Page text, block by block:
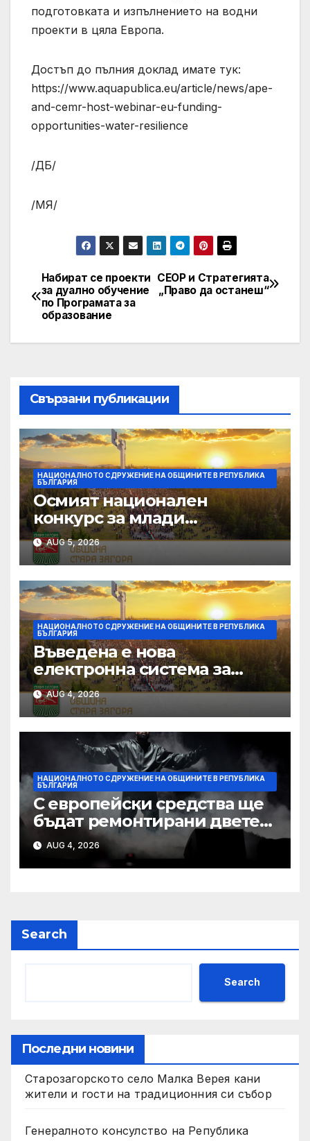
подготовката и изпълнението на водни
проекти в цяла Европа.
Достъп до пълния доклад имате тук:
https://www.aquapublica.eu/article/news/ape-
and-cemr-host-webinar-eu-funding-
opportunities-water-resilience
/ДБ/
/МЯ/
Post
navigation
СЕОР и Стратегията
„Право да останеш“
Набират се проекти
за дуално обучение
по Програмата за
образование
Свързани публикации
НАЦИОНАЛНОТО СДРУЖЕНИЕ НА ОБЩИНИТЕ В РЕПУБЛИКА
БЪЛГАРИЯ
Осмият национален
конкурс за млади
изпълнители „Дунавски
звезди“ се подготвя в
Силистра
AUG 5, 2026
НАЦИОНАЛНОТО СДРУЖЕНИЕ НА ОБЩИНИТЕ В РЕПУБЛИКА
БЪЛГАРИЯ
Въведена е нова
електронна система за
кандидатстване по
Национален фонд
„Култура“
AUG 4, 2026
НАЦИОНАЛНОТО СДРУЖЕНИЕ НА ОБЩИНИТЕ В РЕПУБЛИКА
БЪЛГАРИЯ
С европейски средства ще
бъдат ремонтирани двете
най-стари училища в Ямбол
AUG 4, 2026
Search
Search
Последни новини
Старозагорското село Малка Верея кани
жители и гости на традиционния си събор
Генералното консулство на Република